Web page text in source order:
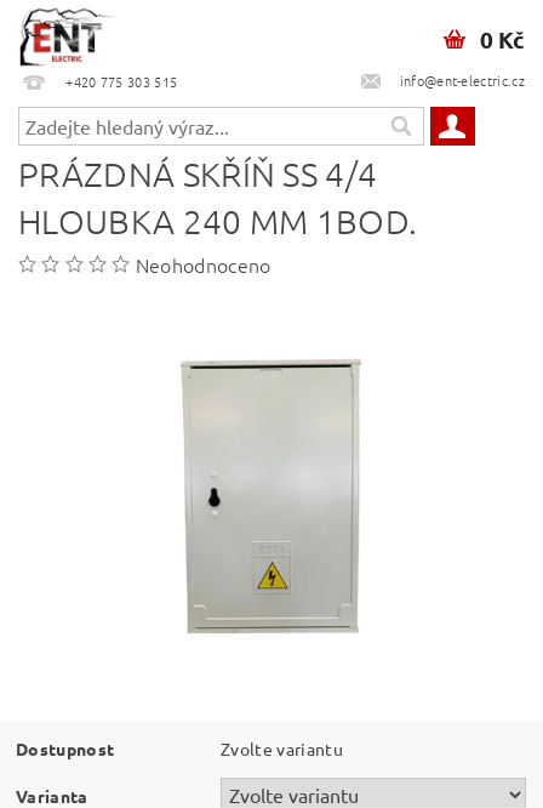
+420 775 303 515 info@ent-electric.cz
0 Kč
PRÁZDNÁ SKŘÍŇ SS 4/4
HLOUBKA 240 MM 1BOD.
Neohodnoceno
Dostupnost Zvolte variantu
Varianta